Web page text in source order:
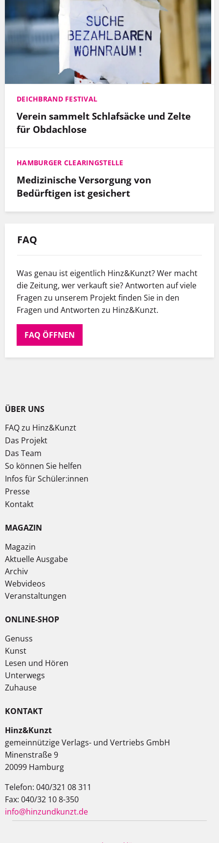
DEICHBRAND FESTIVAL
Verein sammelt Schlafsäcke und Zelte
für Obdachlose
HAMBURGER CLEARINGSTELLE
Medizinische Versorgung von
Bedürftigen ist gesichert
FAQ
Was genau ist eigentlich Hinz&Kunzt? Wer macht
die Zeitung, wer verkauft sie? Antworten auf viele
Fragen zu unserem Projekt finden Sie in den
Fragen und Antworten zu Hinz&Kunzt.
FAQ ÖFFNEN
ÜBER UNS
FAQ zu Hinz&Kunzt
Das Projekt
Das Team
So können Sie helfen
Infos für Schüler:innen
Presse
Kontakt
MAGAZIN
Magazin
Aktuelle Ausgabe
Archiv
Webvideos
Veranstaltungen
ONLINE-SHOP
Genuss
Kunst
Lesen und Hören
Unterwegs
Zuhause
KONTAKT
Hinz&Kunzt
gemeinnützige Verlags- und Vertriebs GmbH
Minenstraße 9
20099 Hamburg
Telefon: 040/321 08 311
Fax: 040/32 10 8-350
info@hinzundkunzt.de